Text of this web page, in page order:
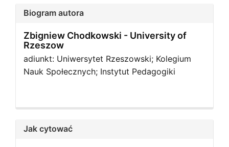
Biogram autora
Zbigniew Chodkowski - University of
Rzeszow
adiunkt: Uniwersytet Rzeszowski; Kolegium
Nauk Społecznych; Instytut Pedagogiki
Jak cytować